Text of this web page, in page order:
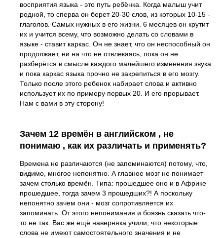
восприятия языка - это путь ребёнка. Когда малыш учит
родной, то сперва он берет 20-30 слов, из которых 10-15 -
глаголов. Самых нужных в его жизни. 6 месяцев он крутит
их и учится всему, что возможно делать со словами в
языке - ставит каркас. Он не знает, что он неспособный он
продолжает, ни на что не отвлекаясь, пока он не
разберётся в смысле каждого малейшего изменения звука
и пока каркас языка прочно не закрепиться в его мозгу.
Только после этого ребенок набирает слова и активно
использует их по примеру первых 20. И его прорывает.
Нам с вами в эту сторону!
Зачем 12 времён в английском , не
понимаю , как их различать и применять?
Времена не различаются (не запоминаются) потому, что,
видимо, многое непонятно. А главное мозг не понимает
зачем столько времён. Типа: прошедшее оно и в Африке
прошедшее, тогда зачем 3 прошедших?! А поскольку
непонятно зачем они - мозг сопротивляется их
запоминать. От этого непонимания и боязнь сказать что-
то не так. Вас же ещё наверняка учили, что некоторые
слова не имеют самостоятельного значения и не